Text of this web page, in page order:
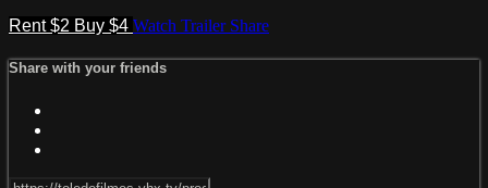
Rent $2 Buy $4 Watch Trailer Share
Share with your friends